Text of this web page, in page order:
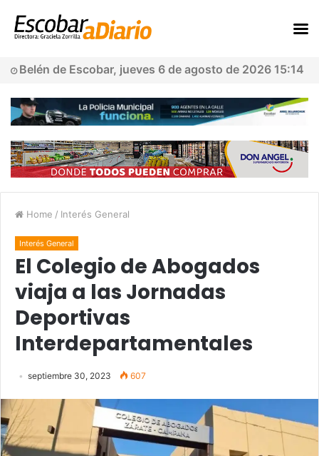
Belén de Escobar, jueves 6 de agosto de 2026 15:14
Home / Interés General
Interés General
El Colegio de Abogados
viaja a las Jornadas
Deportivas
Interdepartamentales
septiembre 30, 2023 607